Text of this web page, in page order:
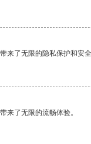
来了无限的隐私保护和安全
来了无限的流畅体验。